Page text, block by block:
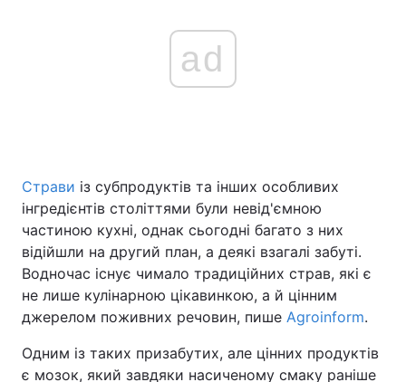
Україна Політика
Економіка Світ
Спорт Наука
Техно і зв'язок Лайт
Зброя Інциденти
ad
Страви із субпродуктів та інших особливих
інгредієнтів століттями були невід'ємною
частиною кухні, однак сьогодні багато з них
відійшли на другий план, а деякі взагалі забуті.
Водночас існує чимало традиційних страв, які є
не лише кулінарною цікавинкою, а й цінним
джерелом поживних речовин, пише Agroinform.
Одним із таких призабутих, але цінних продуктів
є мозок, який завдяки насиченому смаку раніше